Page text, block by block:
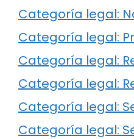
Categoría legal:
Categoría legal:
Categoría legal:
Categoría legal:
Categoría legal:
Categoría legal: